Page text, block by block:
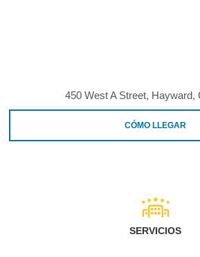
450 West A Street, Hayward,
CÓMO LLEGAR
SERVICIOS